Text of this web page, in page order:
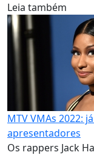
Leia também
MTV VMAs 2022:
apresentadores
Os rappers Jack